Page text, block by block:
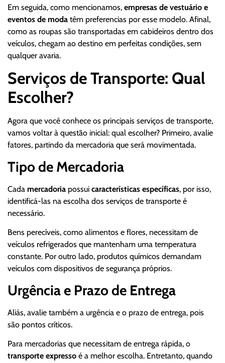
Em seguida, como mencionamos, empresas de vestuário e
eventos de moda têm preferencias por esse modelo. Afinal,
como as roupas são transportadas em cabideiros dentro dos
veículos, chegam ao destino em perfeitas condições, sem
qualquer avaria.
Serviços de Transporte: Qual
Escolher?
Agora que você conhece os principais serviços de transporte,
vamos voltar à questão inicial: qual escolher? Primeiro, avalie
fatores, partindo da mercadoria que será movimentada.
Tipo de Mercadoria
Cada mercadoria possui características específicas, por isso,
identificá-las na escolha dos serviços de transporte é
necessário.
Bens perecíveis, como alimentos e flores, necessitam de
veículos refrigerados que mantenham uma temperatura
constante. Por outro lado, produtos químicos demandam
veículos com dispositivos de segurança próprios.
Urgência e Prazo de Entrega
Aliás, avalie também a urgência e o prazo de entrega, pois
são pontos críticos.
Para mercadorias que necessitam de entrega rápida, o
transporte expresso é a melhor escolha. Entretanto, quando